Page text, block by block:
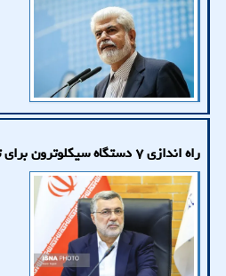
راه اندازی ۷ دستگاه سیکلوترون برای تأمین رادیودارو